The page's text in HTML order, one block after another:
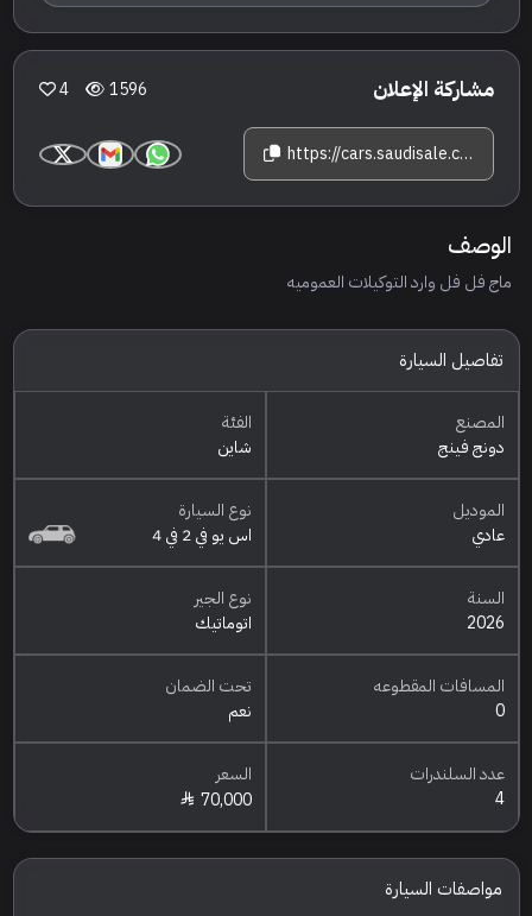
مشاركة الإعلان 1596
4
https://cars.saudisale.com/listings/v3qJIV/2026-%D8%AF%D9%88%D9%86%D8%AC-%D9%81%D9%8A%D9%86%D8%AC-%D8%B4%D8%A7%D9%8A%D9%86
الوصف
ماج فل فل وارد التوكيلات العموميه
تفاصيل السيارة
المصنع
دونج فينج
الفئة
شاين
الموديل
عادي
نوع السيارة
اس يو في 2 في 4
السنة
2026
نوع الجير
اتوماتيك
المسافات المقطوعه
0
تحت الضمان
نعم
عدد السلندرات
4
السعر
70,000
مواصفات السيارة